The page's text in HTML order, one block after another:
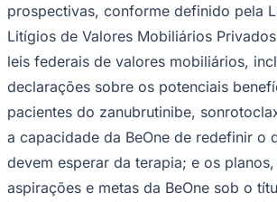
prospectivas, conforme definido pela
Litígios de Valores Mobiliários
leis federais de valores mobiliários,
declarações sobre os potenciais
pacientes do zanubrutinibe,
a capacidade da BeOne de redefinir o
devem esperar da terapia; e os
aspirações e metas da BeOne sob o